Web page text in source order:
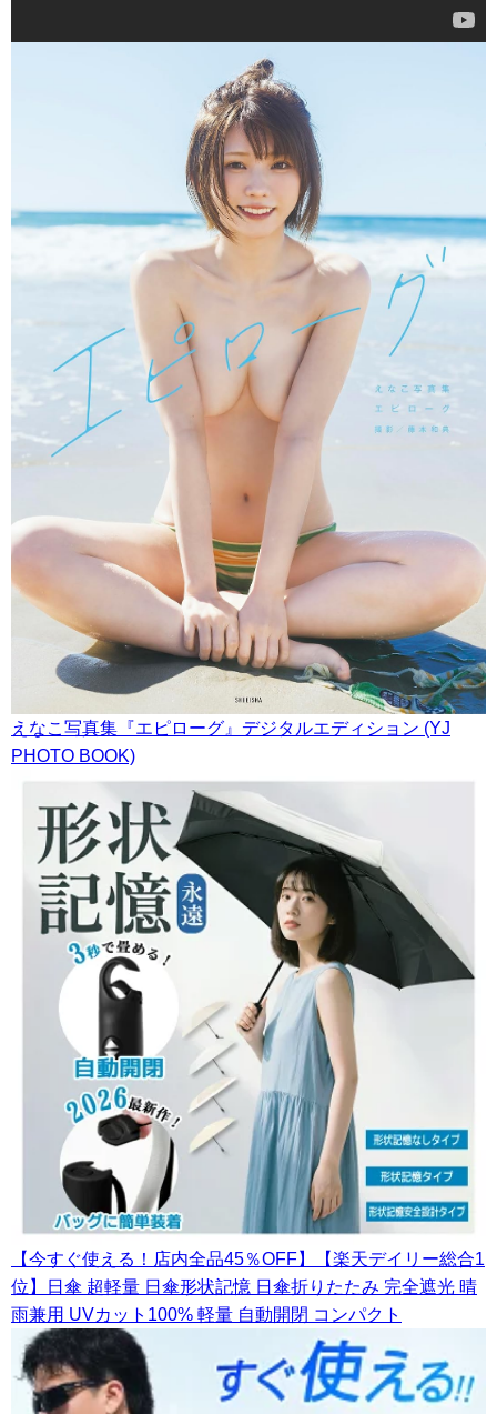
えなこ写真集『エピローグ』デジタルエディション (YJ
PHOTO BOOK)
【今すぐ使える！店内全品45％OFF】【楽天デイリー総合1
位】日傘 超軽量 日傘形状記憶 日傘折りたたみ 完全遮光 晴
雨兼用 UVカット100% 軽量 自動開閉 コンパクト